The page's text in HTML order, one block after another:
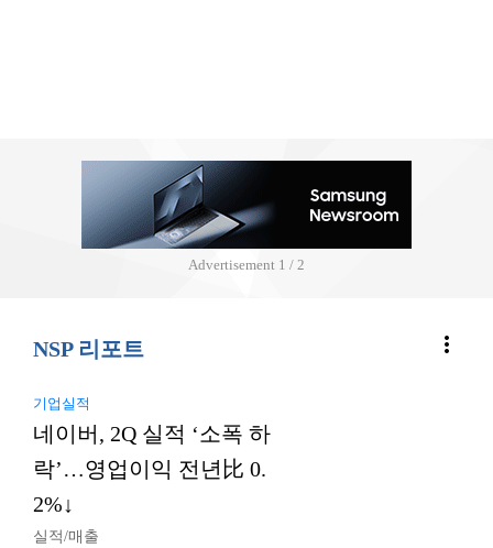
Advertisement 2 / 2
NSP 리포트 more_vert
기업실적
네이버, 2Q 실적 ‘소폭 하
락’…영업이익 전년比 0.
2%↓
실적/매출